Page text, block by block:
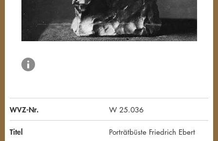
WVZ-Nr. W 25.036
Titel Porträtbüste Friedrich Ebert